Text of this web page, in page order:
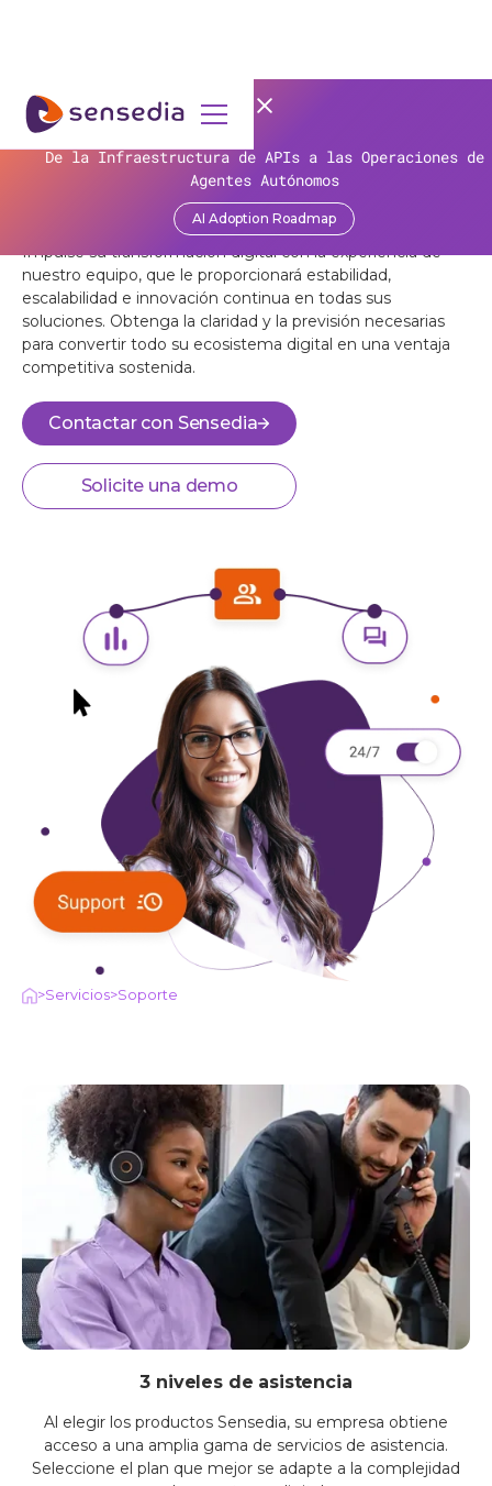
La eficiencia no paga las cuentas: la paradoja de la
en las organizaciones!
Obtener contenido
De la Infraestructura de APIs a las Operaciones de
Agentes Autónomos
AI Adoption Roadmap
SOPORTE
Supervisión proactiva de su
ecosistema digital
Impulse su transformación digital con la experiencia de
nuestro equipo, que le proporcionará estabilidad,
escalabilidad e innovación continua en todas sus
soluciones. Obtenga la claridad y la previsión necesarias
para convertir todo su ecosistema digital en una ventaja
competitiva sostenida.
Contactar con Sensedia
Solicite una demo
>Servicios>Soporte
3 niveles de asistencia
Al elegir los productos Sensedia, su empresa obtiene
acceso a una amplia gama de servicios de asistencia.
Seleccione el plan que mejor se adapte a la complejidad